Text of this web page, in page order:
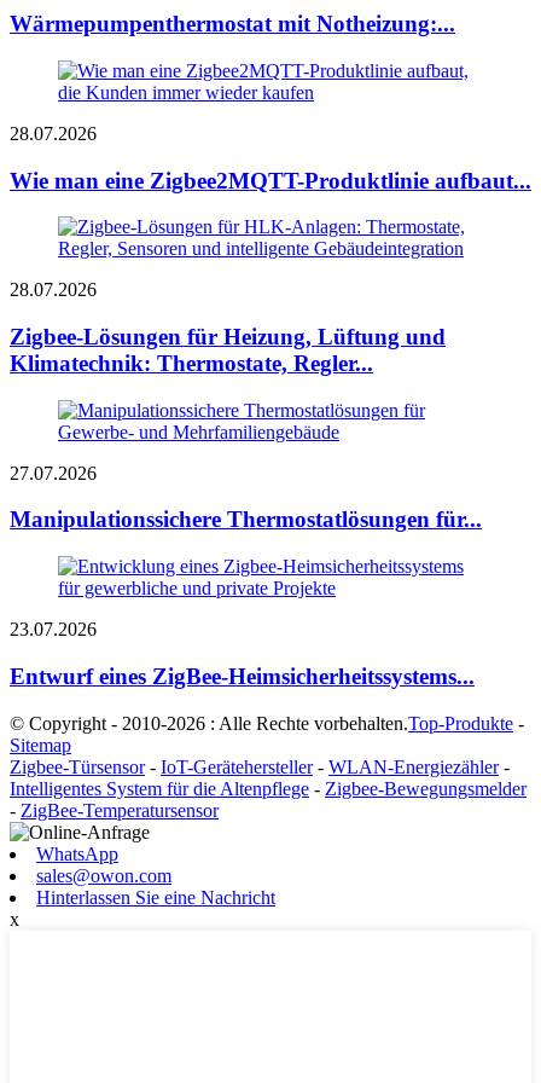
Wärmepumpenthermostat mit Notheizung:...
28.07.2026
Wie man eine Zigbee2MQTT-Produktlinie aufbaut...
28.07.2026
Zigbee-Lösungen für Heizung, Lüftung und
Klimatechnik: Thermostate, Regler...
27.07.2026
Manipulationssichere Thermostatlösungen für...
23.07.2026
Entwurf eines ZigBee-Heimsicherheitssystems...
© Copyright - 2010-2026 : Alle Rechte vorbehalten.Top-Produkte -
Sitemap
Zigbee-Türsensor- IoT-Gerätehersteller- WLAN-Energiezähler-
Intelligentes System für die Altenpflege - Zigbee-Bewegungsmelder
- ZigBee-Temperatursensor
WhatsApp
sales@owon.com
Hinterlassen Sie eine Nachricht
x